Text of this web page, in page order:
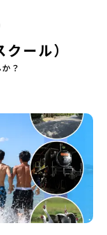
ださい。▶︎ [アーカ
グラム説明会〜
全体説明を聞いた
どんな町なの？」
ではの豊かな文化
伝えします。日
み：https://c-
じめての一人旅だ
な保護者様の不安
直接お答えしま
宅からリラックス
認ください・参加
く前に、「お申し
。ご確認くださ
「平取高校」の先
ではありません。
年の近い先輩たち
たちと対話をしな
充実の2泊3日にな
ぷりつまった北海
発しませんか？体
）＜1日目＞
」「高校生企画①-
の歴史・文化を知
博物館でアイヌ文
ィビティ「1日を振
「平取高校見学・
校生との対話「高
を知ろう！（PM）
取特産の「びらと
地域留学体験」
超えて学校生活を送
ムです。はじめて
りとサポートいた
いきちょう）」北
きちょう）。西に
平洋に面した自然
業が盛んであると
業の誘致を進める
な山々が連なる
ちがのんびりと過
清流に選ばれたこ
では見ることので
差する瞬間を肌で
る 「フロンティア
（開拓者精神）」
ール）
？